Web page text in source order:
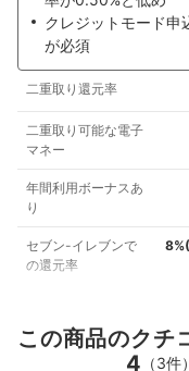
クレジットモード申
が必須
二重取り還元率
二重取り可能な電子
マネー
年間利用ボーナスあ
り
セブン-イレブンで
の還元率
8%
この商品のクチ
4 （3件）